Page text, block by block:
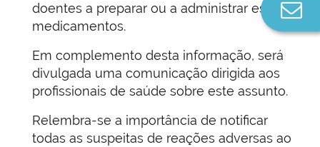
doentes a preparar ou a administrar estes
medicamentos.
Em complemento desta informação, será
divulgada uma comunicação dirigida aos
profissionais de saúde sobre este assunto.
Relembra-se a importância de notificar
todas as suspeitas de reações adversas ao